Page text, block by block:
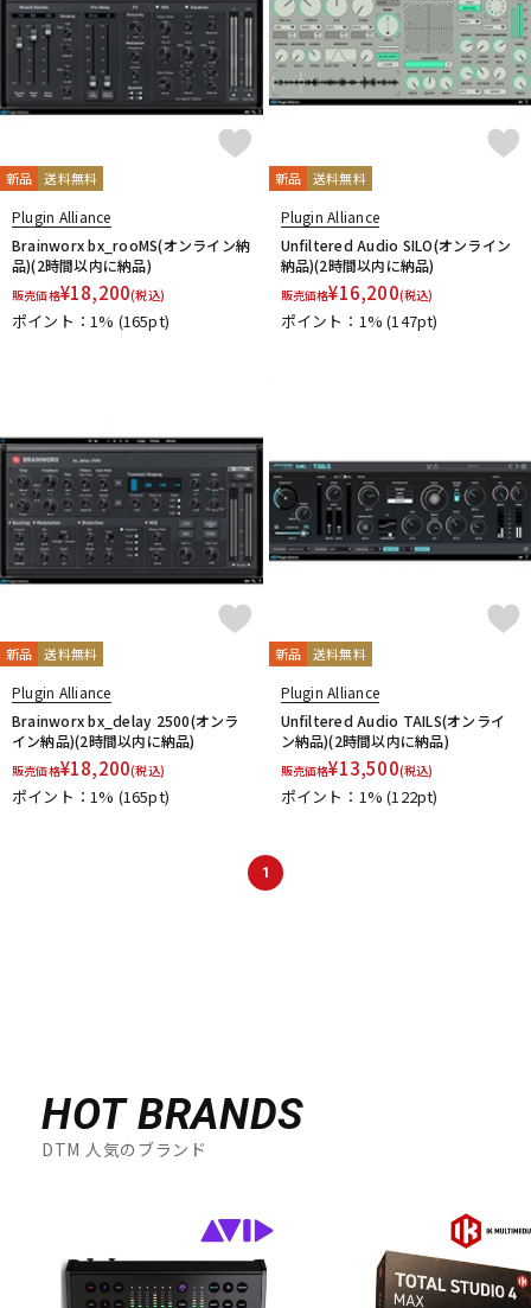
新品 送料無料
Plugin Alliance
Brainworx bx_rooMS(オンライン納
品)(2時間以内に納品)
販売価格¥18,200(税込)
ポイント：1% (165pt)
新品 送料無料
Plugin Alliance
Unfiltered Audio SILO(オンライン
納品)(2時間以内に納品)
販売価格¥16,200(税込)
ポイント：1%(147pt)
新品 送料無料
Plugin Alliance
Brainworx bx_delay 2500(オンラ
イン納品)(2時間以内に納品)
販売価格¥18,200(税込)
ポイント：1% (165pt)
新品 送料無料
Plugin Alliance
Unfiltered Audio TAILS(オンライ
ン納品)(2時間以内に納品)
販売価格¥13,500(税込)
ポイント：1%(122pt)
1
HOT BRANDS
DTM 人気のブランド